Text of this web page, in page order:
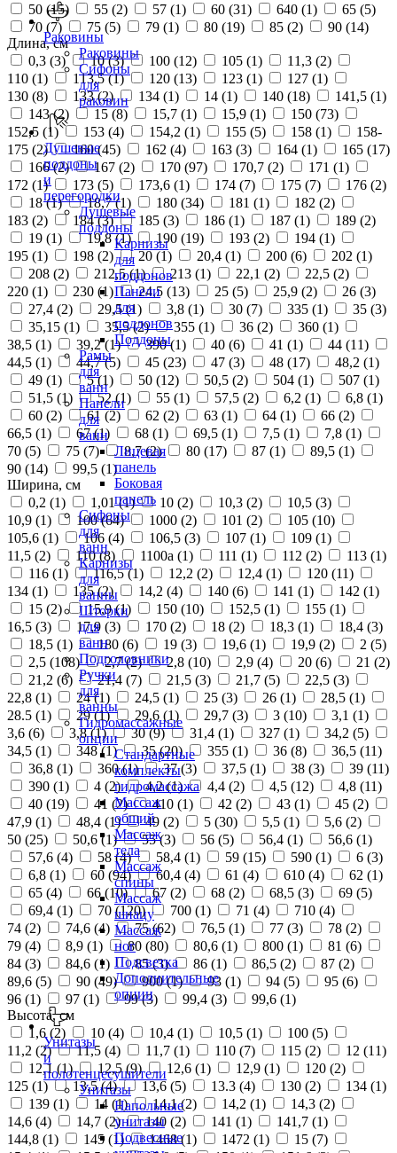
Раковины
Раковины
Сифоны
для
раковин
Душевые
поддоны
и
перегородки
Душевые
поддоны
Карнизы
для
поддонов
Панели
для
поддонов
Поддоны
Рамы
для
ванн
Панели
для
ванн
Лицевая
панель
Боковая
панель
Сифоны
для
ванн
Карнизы
для
ванны
Шторки
для
ванн
Подголовники
Ручки
для
ванны
Гидромассажные
опции
Стандартные
комплекты
гидромассажа
Массаж
общий
Массаж
тела
Массаж
спины
Массаж
шиацу
Массаж
ног
Подсветка
Дополнительные
опции
Унитазы
и
полотенцесушители
Унитазы
Напольные
унитазы
Подвесные
50 (15) 55 (2) 57 (1) 60 (31) 640 (1) 65 (5)
70 (7) 75 (5) 79 (1) 80 (19) 85 (2) 90 (14)
Длина, см
0,3 (3) 10 (3) 100 (12) 105 (1) 11,3 (2)
110 (1) 113,5 (1) 120 (13) 123 (1) 127 (1)
130 (8) 133 (2) 134 (1) 14 (1) 140 (18) 141,5 (1)
143 (2) 15 (8) 15,7 (1) 15,9 (1) 150 (73)
152,5 (1) 153 (4) 154,2 (1) 155 (5) 158 (1)
158-
175 (2) 160 (45) 162 (4) 163 (3) 164 (1) 165 (17)
166 (2) 167 (2) 170 (97) 170,7 (2) 171 (1)
172 (1) 173 (5) 173,6 (1) 174 (7) 175 (7) 176 (2)
18 (1) 18,7 (1) 180 (34) 181 (1) 182 (2)
183 (2) 184 (3) 185 (3) 186 (1) 187 (1) 189 (2)
19 (1) 19,8 (1) 190 (19) 193 (2) 194 (1)
195 (1) 198 (2) 20 (1) 20,4 (1) 200 (6) 202 (1)
208 (2) 212,5 (1) 213 (1) 22,1 (2) 22,5 (2)
220 (1) 230 (1) 24,5 (13) 25 (5) 25,9 (2) 26 (3)
27,4 (2) 29,5 (1) 3,8 (1) 30 (7) 335 (1) 35 (3)
35,15 (1) 35,5 (2) 355 (1) 36 (2) 360 (1)
38,5 (1) 39,2 (1) 390 (1) 40 (6) 41 (1) 44 (11)
44,5 (1) 44,7 (5) 45 (23) 47 (3) 48 (17) 48,2 (1)
49 (1) 5 (1) 50 (12) 50,5 (2) 504 (1) 507 (1)
51,5 (1) 52 (1) 55 (1) 57,5 (2) 6,2 (1) 6,8 (1)
60 (2) 61 (2) 62 (2) 63 (1) 64 (1) 66 (2)
66,5 (1) 67 (1) 68 (1) 69,5 (1) 7,5 (1) 7,8 (1)
70 (5) 75 (7) 8,7 (2) 80 (17) 87 (1) 89,5 (1)
90 (14) 99,5 (1)
Ширина, см
0,2 (1) 1,01 (1) 10 (2) 10,3 (2) 10,5 (3)
10,9 (1) 100 (64) 1000 (2) 101 (2) 105 (10)
105,6 (1) 106 (4) 106,5 (3) 107 (1) 109 (1)
11,5 (2) 110 (8) 1100а (1) 111 (1) 112 (2) 113 (1)
116 (1) 116,5 (1) 12,2 (2) 12,4 (1) 120 (11)
134 (1) 135 (2) 14,2 (4) 140 (6) 141 (1) 142 (1)
15 (2) 15,9 (1) 150 (10) 152,5 (1) 155 (1)
16,5 (3) 17,9 (3) 170 (2) 18 (2) 18,3 (1) 18,4 (3)
18,5 (1) 180 (6) 19 (3) 19,6 (1) 19,9 (2) 2 (5)
2,5 (108) 2,7 (2) 2,8 (10) 2,9 (4) 20 (6) 21 (2)
21,2 (6) 21,4 (7) 21,5 (3) 21,7 (5) 22,5 (3)
22,8 (1) 24 (1) 24,5 (1) 25 (3) 26 (1) 28,5 (1)
28.5 (1) 29 (1) 29,6 (1) 29,7 (3) 3 (10) 3,1 (1)
3,6 (6) 3,8 (1) 30 (9) 31,4 (1) 327 (1) 34,2 (5)
34,5 (1) 348 (1) 35 (20) 355 (1) 36 (8) 36,5 (11)
36,8 (1) 360 (1) 37 (3) 37,5 (1) 38 (3) 39 (11)
390 (1) 4 (2) 4,2 (1) 4,4 (2) 4,5 (12) 4,8 (11)
40 (19) 41 (2) 410 (1) 42 (2) 43 (1) 45 (2)
47,9 (1) 48,4 (1) 49 (2) 5 (30) 5,5 (1) 5,6 (2)
50 (25) 50,6 (1) 55 (3) 56 (5) 56,4 (1) 56,6 (1)
57,6 (4) 58 (4) 58,4 (1) 59 (15) 590 (1) 6 (3)
6,8 (1) 60 (94) 60,4 (4) 61 (4) 610 (4) 62 (1)
65 (4) 66 (10) 67 (2) 68 (2) 68,5 (3) 69 (5)
69,4 (1) 70 (120) 700 (1) 71 (4) 710 (4)
74 (2) 74,6 (4) 75 (62) 76,5 (1) 77 (3) 78 (2)
79 (4) 8,9 (1) 80 (80) 80,6 (1) 800 (1) 81 (6)
84 (3) 84,6 (1) 85 (3) 86 (1) 86,5 (2) 87 (2)
89,6 (5) 90 (49) 900 (1) 93 (1) 94 (5) 95 (6)
96 (1) 97 (1) 99 (3) 99,4 (3) 99,6 (1)
Высота, см
1,6 (2) 10 (4) 10,4 (1) 10,5 (1) 100 (5)
11,2 (2) 11,5 (4) 11,7 (1) 110 (7) 115 (2) 12 (11)
12,1 (1) 12,5 (9) 12,6 (1) 12,9 (1) 120 (2)
125 (1) 13,5 (4) 13,6 (5) 13.3 (4) 130 (2) 134 (1)
139 (1) 14 (1) 14,1 (2) 14,2 (1) 14,3 (2)
14,6 (4) 14,7 (2) 140 (2) 141 (1) 141,7 (1)
144,8 (1) 145 (1) 1468 (1) 1472 (1) 15 (7)